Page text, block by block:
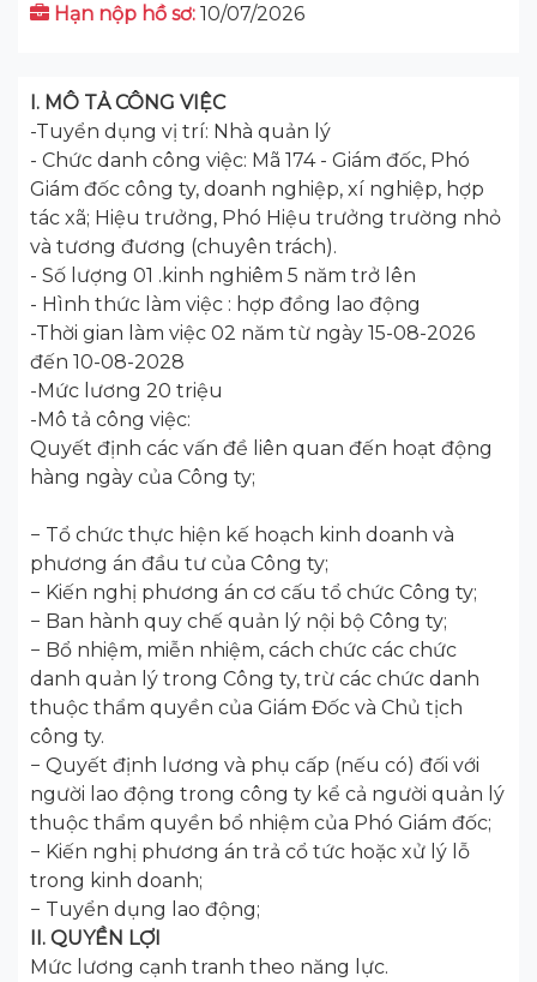
Hạn nộp hồ sơ: 10/07/2026
I. MÔ TẢ CÔNG VIỆC
-Tuyển dụng vị trí: Nhà quản lý
- Chức danh công việc: Mã 174 - Giám đốc, Phó
Giám đốc công ty, doanh nghiệp, xí nghiệp, hợp
tác xã; Hiệu trưởng, Phó Hiệu trưởng trường nhỏ
và tương đương (chuyên trách).
- Số lượng 01 .kinh nghiêm 5 năm trở lên
- Hình thức làm việc : hợp đồng lao động
-Thời gian làm việc 02 năm từ ngày 15-08-2026
đến 10-08-2028
-Mức lương 20 triệu
-Mô tả công việc:
Quyết định các vấn đề liên quan đến hoạt động
hàng ngày của Công ty;
− Tổ chức thực hiện kế hoạch kinh doanh và
phương án đầu tư của Công ty;
− Kiến nghị phương án cơ cấu tổ chức Công ty;
− Ban hành quy chế quản lý nội bộ Công ty;
− Bổ nhiệm, miễn nhiệm, cách chức các chức
danh quản lý trong Công ty, trừ các chức danh
thuộc thẩm quyền của Giám Đốc và Chủ tịch
công ty.
− Quyết định lương và phụ cấp (nếu có) đối với
người lao động trong công ty kể cả người quản lý
thuộc thẩm quyền bổ nhiệm của Phó Giám đốc;
− Kiến nghị phương án trả cổ tức hoặc xử lý lỗ
trong kinh doanh;
− Tuyển dụng lao động;
II. QUYỀN LỢI
Mức lương cạnh tranh theo năng lực.